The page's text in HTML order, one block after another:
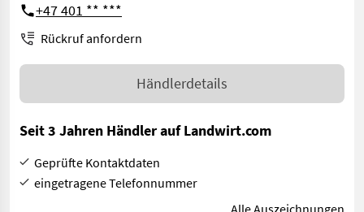
+47 401 ** ***
Rückruf anfordern
Händlerdetails
Seit 3 Jahren Händler auf Landwirt.com
Geprüfte Kontaktdaten
eingetragene Telefonnummer
Alle Auszeichnungen